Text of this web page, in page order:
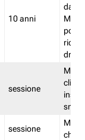
10 anni
sessione
sessione